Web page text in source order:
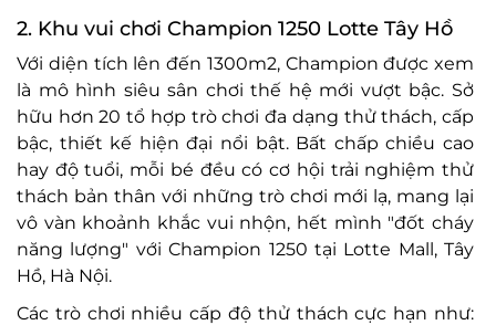
2. Khu vui chơi Champion 1250 Lotte Tây Hồ
Với diện tích lên đến 1300m2, Champion được xem
là mô hình siêu sân chơi thế hệ mới vượt bậc. Sở
hữu hơn 20 tổ hợp trò chơi đa dạng thử thách, cấp
bậc, thiết kế hiện đại nổi bật. Bất chấp chiều cao
hay độ tuổi, mỗi bé đều có cơ hội trải nghiệm thử
thách bản thân với những trò chơi mới lạ, mang lại
vô vàn khoảnh khắc vui nhộn, hết mình "đốt cháy
năng lượng" với Champion 1250 tại Lotte Mall, Tây
Hồ, Hà Nội.
Các trò chơi nhiều cấp độ thử thách cực hạn như: